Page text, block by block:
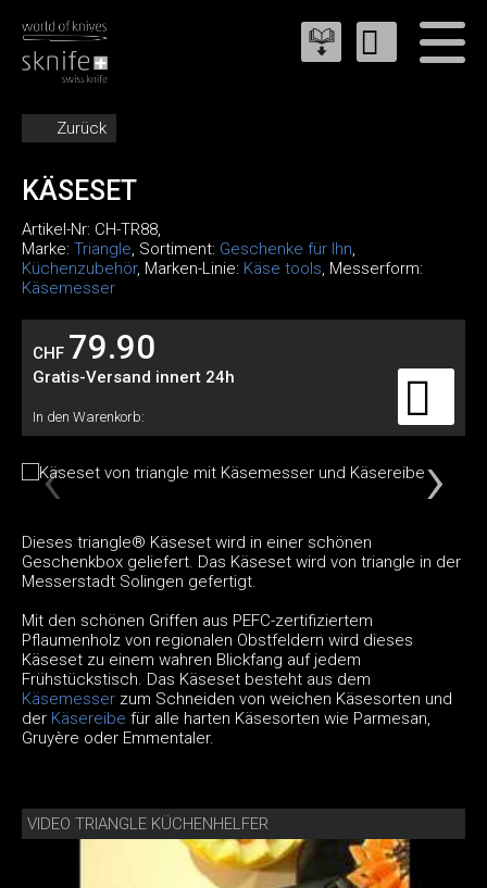
Zurück
KÄSESET
Artikel-Nr: CH-TR88,
Marke: Triangle, Sortiment: Geschenke für Ihn,
Küchenzubehör, Marken-Linie: Käse tools, Messerform:
Käsemesser
CHF 79.90
Gratis-Versand innert 24h
In den Warenkorb:
Dieses triangle® Käseset wird in einer schönen
Geschenkbox geliefert. Das Käseset wird von triangle in der
Messerstadt Solingen gefertigt.
Mit den schönen Griffen aus PEFC-zertifiziertem
Pflaumenholz von regionalen Obstfeldern wird dieses
Käseset zu einem wahren Blickfang auf jedem
Frühstückstisch. Das Käseset besteht aus dem
Käsemesser zum Schneiden von weichen Käsesorten und
der Käsereibe für alle harten Käsesorten wie Parmesan,
Gruyère oder Emmentaler.
VIDEO TRIANGLE KÜCHENHELFER